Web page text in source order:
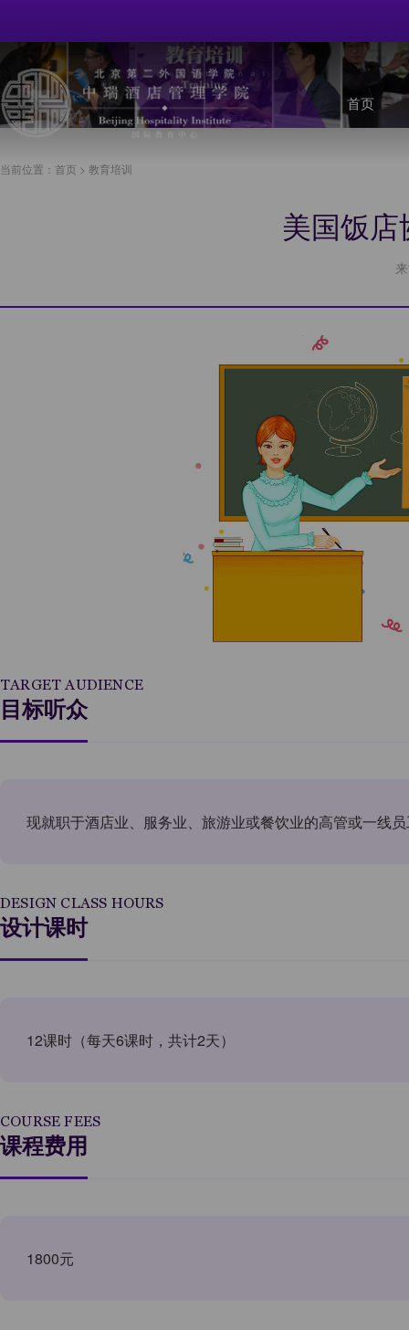
首页
当前位置： 首页 > 教育培训
美国饭
TARGET AUDIENCE
目标听众
现就职于酒店业、服务业、旅游业或餐饮业的高管或一线
DESIGN CLASS HOURS
设计课时
12课时（每天6课时，共计2天）
COURSE FEES
课程费用
1800元